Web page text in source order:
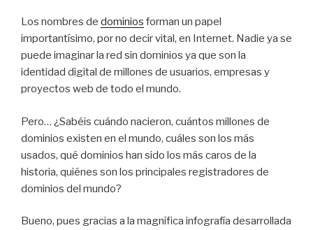
Los nombres de dominios forman un papel
importantísimo, por no decir vital, en Internet. Nadie ya se
puede imaginar la red sin dominios ya que son la
identidad digital de millones de usuarios, empresas y
proyectos web de todo el mundo.
Pero… ¿Sabéis cuándo nacieron, cuántos millones de
dominios existen en el mundo, cuáles son los más
usados, qué dominios han sido los más caros de la
historia, quiénes son los principales registradores de
dominios del mundo?
Bueno, pues gracias a la magnífica infografía desarrollada